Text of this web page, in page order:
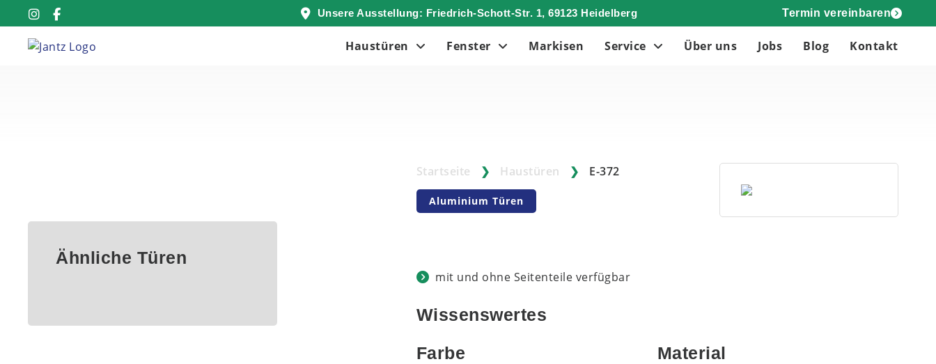
Unsere Ausstellung: Friedrich-Schott-Str. 1, 69123 Heidelberg Termin vereinbaren
Haustüren Fenster Markisen Service Über uns Jobs Blog Kontakt
Ähnliche Türen
Startseite ❯ Haustüren ❯ E-372
Aluminium Türen
mit und ohne Seitenteile verfügbar
Wissenswertes
Farbe
Material